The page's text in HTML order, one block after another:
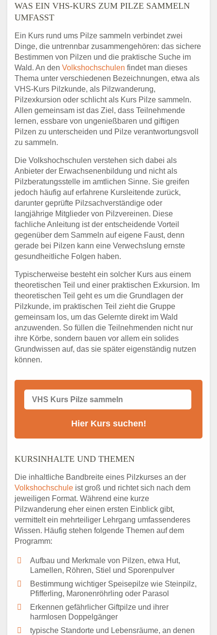
WAS EIN VHS-KURS ZUM PILZE SAMMELN
UMFASST
Ein Kurs rund ums Pilze sammeln verbindet zwei
Dinge, die untrennbar zusammengehören: das sichere
Bestimmen von Pilzen und die praktische Suche im
Wald. An den Volkshochschulen findet man dieses
Thema unter verschiedenen Bezeichnungen, etwa als
VHS-Kurs Pilzkunde, als Pilzwanderung,
Pilzexkursion oder schlicht als Kurs Pilze sammeln.
Allen gemeinsam ist das Ziel, dass Teilnehmende
lernen, essbare von ungenießbaren und giftigen
Pilzen zu unterscheiden und Pilze verantwortungsvoll
zu sammeln.
Die Volkshochschulen verstehen sich dabei als
Anbieter der Erwachsenenbildung und nicht als
Pilzberatungsstelle im amtlichen Sinne. Sie greifen
jedoch häufig auf erfahrene Kursleitende zurück,
darunter geprüfte Pilzsachverständige oder
langjährige Mitglieder von Pilzvereinen. Diese
fachliche Anleitung ist der entscheidende Vorteil
gegenüber dem Sammeln auf eigene Faust, denn
gerade bei Pilzen kann eine Verwechslung ernste
gesundheitliche Folgen haben.
Typischerweise besteht ein solcher Kurs aus einem
theoretischen Teil und einer praktischen Exkursion. Im
theoretischen Teil geht es um die Grundlagen der
Pilzkunde, im praktischen Teil zieht die Gruppe
gemeinsam los, um das Gelernte direkt im Wald
anzuwenden. So füllen die Teilnehmenden nicht nur
ihre Körbe, sondern bauen vor allem ein solides
Grundwissen auf, das sie später eigenständig nutzen
können.
KURSINHALTE UND THEMEN
Die inhaltliche Bandbreite eines Pilzkurses an der
Volkshochschule ist groß und richtet sich nach dem
jeweiligen Format. Während eine kurze
Pilzwanderung eher einen ersten Einblick gibt,
vermittelt ein mehrteiliger Lehrgang umfassenderes
Wissen. Häufig stehen folgende Themen auf dem
Programm:
Aufbau und Merkmale von Pilzen, etwa Hut,
Lamellen, Röhren, Stiel und Sporenpulver
Bestimmung wichtiger Speisepilze wie Steinpilz,
Pfifferling, Maronenröhrling oder Parasol
Erkennen gefährlicher Giftpilze und ihrer
harmlosen Doppelgänger
typische Standorte und Lebensräume, an denen